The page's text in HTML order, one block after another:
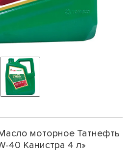
моторное Татнефть
40 Канистра 4 л»